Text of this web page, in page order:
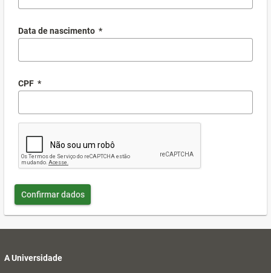
Data de nascimento *
CPF *
Confirmar dados
A Universidade